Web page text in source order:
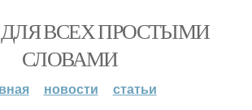
ВСЕХ ПРОСТЫМИ
СЛОВАМИ
новости статьи